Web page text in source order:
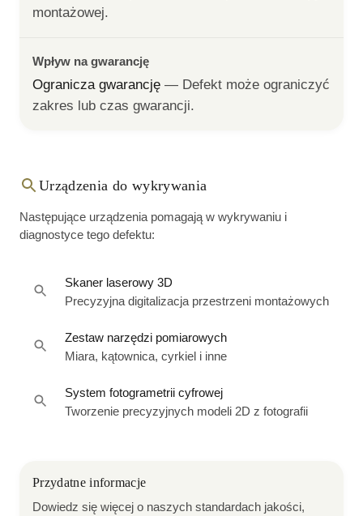
montażowej.
Wpływ na gwarancję
Ogranicza gwarancję — Defekt może ograniczyć
zakres lub czas gwarancji.
Urządzenia do wykrywania
Następujące urządzenia pomagają w wykrywaniu i
diagnostyce tego defektu:
Skaner laserowy 3D
Precyzyjna digitalizacja przestrzeni montażowych
Zestaw narzędzi pomiarowych
Miara, kątownica, cyrkiel i inne
System fotogrametrii cyfrowej
Tworzenie precyzyjnych modeli 2D z fotografii
Przydatne informacje
Dowiedz się więcej o naszych standardach jakości,